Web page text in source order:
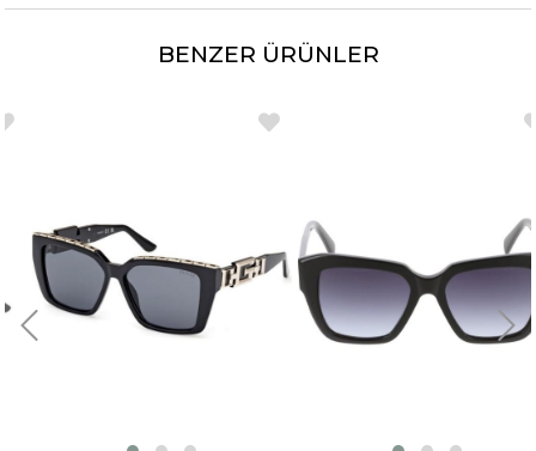
BENZER ÜRÜNLER